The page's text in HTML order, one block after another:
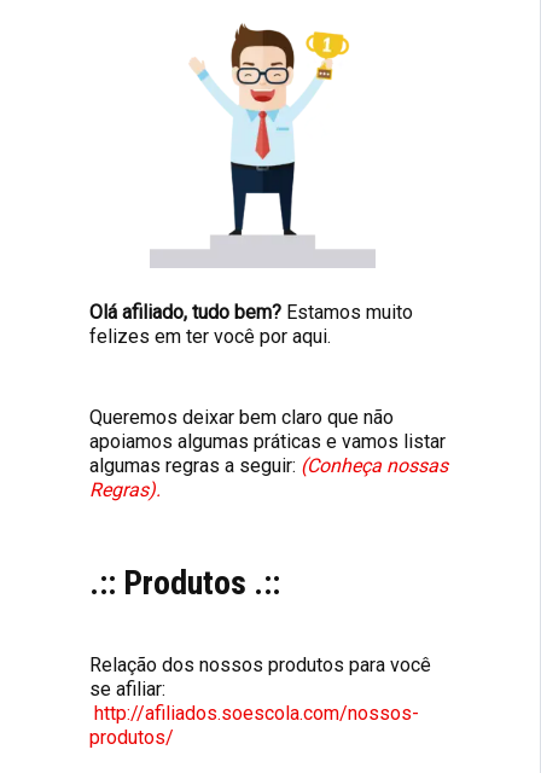
Olá afiliado, tudo bem? Estamos muito
felizes em ter você por aqui.
Queremos deixar bem claro que não
apoiamos algumas práticas e vamos listar
algumas regras a seguir: (Conheça nossas
Regras).
.:: Produtos .::
Relação dos nossos produtos para você
se afiliar:
http://afiliados.soescola.com/nossos-
produtos/